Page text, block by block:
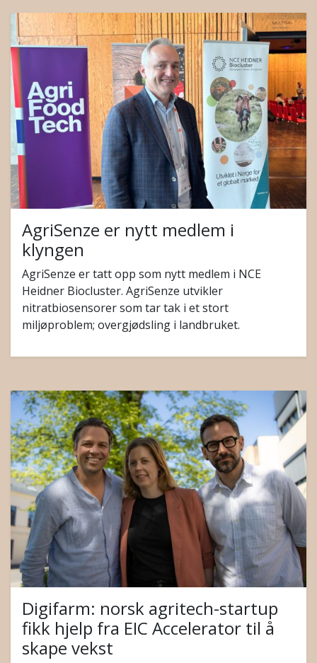
AgriSenze er nytt medlem i
klyngen
AgriSenze er tatt opp som nytt medlem i NCE
Heidner Biocluster. AgriSenze utvikler
nitratbiosensorer som tar tak i et stort
miljøproblem; overgjødsling i landbruket.
Digifarm: norsk agritech-startup
fikk hjelp fra EIC Accelerator til å
skape vekst